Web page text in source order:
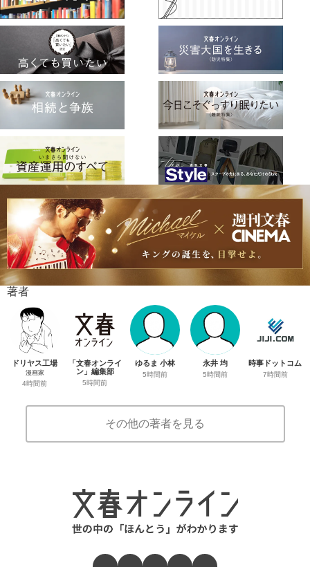
著者
ドリヤス工場
漫画家
4時間前
「文春オンライ
ン」編集部
5時間前
ゆるま 小林
5時間前
永井 均
5時間前
時事ドットコム
7時間前
その他の著者を見る